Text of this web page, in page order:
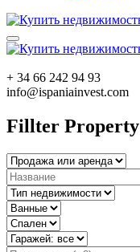
+ 34 66 242 94 93
info@ispaniainvest.com
Fillter Property